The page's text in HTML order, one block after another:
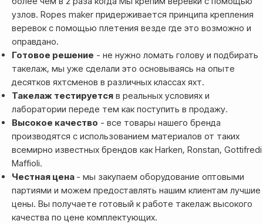
узлов. Ropes maker придерживается принципа крепления
веревок с помощью плетения везде где это возможно и
оправдано.
Готовое решение - не нужно ломать голову и подбирать
такелаж, мы уже сделали это основываясь на опыте
десятков яхтсменов в различных классах яхт.
Такелаж тестируется в реальных условиях и
лаборатории переде тем как поступить в продажу.
Высокое качество - все товары нашего бренда
производятся с использованием материалов от таких
всемирно известных брендов как Harken, Ronstan, Gottifredi
Maffioli.
Честная цена - мы закупаем оборудование оптовыми
партиями и можем предоставлять нашим клиентам лучшие
цены. Вы получаете готовый к работе такелаж высокого
качества по цене комплектующих.
Оплата